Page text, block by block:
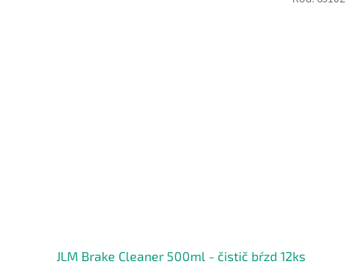
JLM Brake Cleaner 500ml - čistič bŕzd 12ks